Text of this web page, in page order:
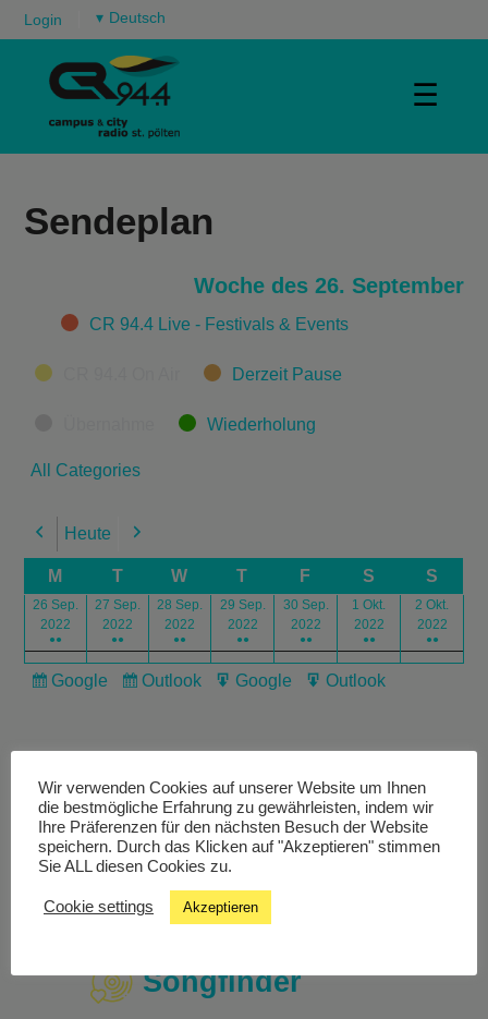
Login ▾
☰
Sendeplan
Woche des 26. September
CategoriesCR 94.4 Live - Festivals & Events
Derzeit Pause
Wiederholung
All Categories
Previous
Heute Next
M T W T F S S
26 Sep.
2022
●●
27 Sep.
2022
●●
28 Sep.
2022
●●
29 Sep.
2022
●●
30 Sep.
2022
●●
1 Okt.
2022
●●
2 Okt.
2022
●●
Subscribe
Google
Subscribe
Outlook
Export
Google
Export
Outlook
Livestream
Studiochat
Songfinder
Wir verwenden Cookies auf unserer Website um Ihnen
die bestmögliche Erfahrung zu gewährleisten, indem wir
Ihre Präferenzen für den nächsten Besuch der Website
speichern. Durch das Klicken auf "Akzeptieren" stimmen
Sie ALL diesen Cookies zu.
Cookie settings Akzeptieren